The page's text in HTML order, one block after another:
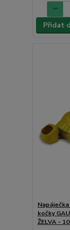
Přidat
kočky
ŽELVA -